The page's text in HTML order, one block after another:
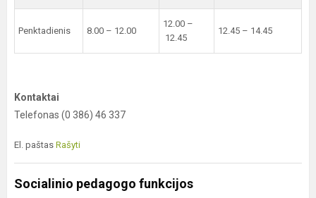
Penktadienis 8.00 – 12.00
12.00 –
12.45
12.45 – 14.45
Kontaktai
Telefonas (0 386) 46 337
El. paštas Rašyti
Socialinio pedagogo funkcijos